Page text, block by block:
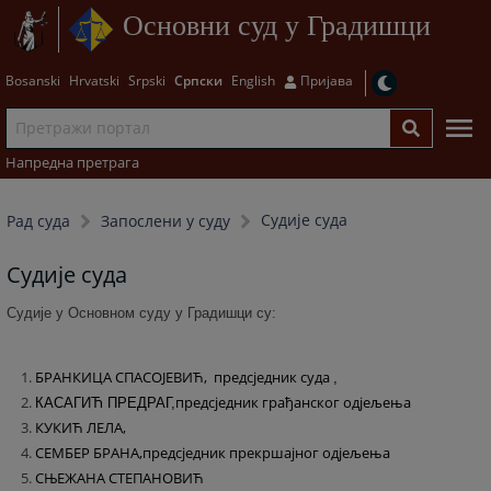
Основни суд у Градишци
Bosanski Hrvatski Srpski Српски English Пријава
Напредна претрага
Рад суда Запослени у суду Судије суда
Судије суда
Судије у Основном суду у Градишци су:
БРАНКИЦА СПАСОЈЕВИЋ, предсједник суда ,
КАСАГИЋ ПРЕДРАГ,предсједник грађанског одјељења
КУКИЋ ЛЕЛА,
СЕМБЕР БРАНА,предсједник прекршајног одјељења
СЊЕЖАНА СТЕПАНОВИЋ